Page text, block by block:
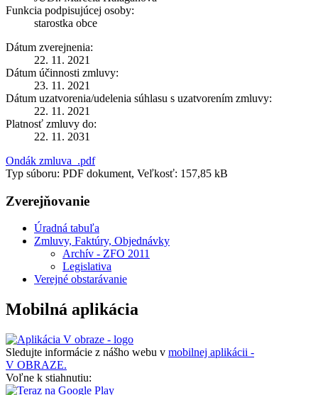
Funkcia podpisujúcej osoby:
starostka obce
Dátum zverejnenia:
22. 11. 2021
Dátum účinnosti zmluvy:
23. 11. 2021
Dátum uzatvorenia/udelenia súhlasu s uzatvorením zmluvy:
22. 11. 2021
Platnosť zmluvy do:
22. 11. 2031
Ondák zmluva_.pdf
Typ súboru: PDF dokument, Veľkosť: 157,85 kB
Zverejňovanie
Úradná tabuľa
Zmluvy, Faktúry, Objednávky
Archív - ZFO 2011
Legislativa
Verejné obstarávanie
Mobilná aplikácia
Sledujte informácie z nášho webu v mobilnej aplikácii -
V OBRAZE.
Voľne k stiahnutiu: